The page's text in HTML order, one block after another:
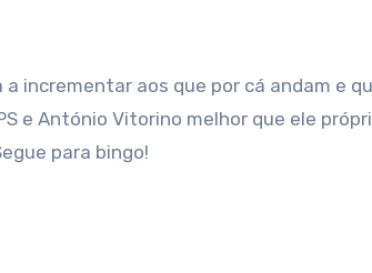
incrementar aos que por cá andam e
e António Vitorino melhor que ele
para bingo!